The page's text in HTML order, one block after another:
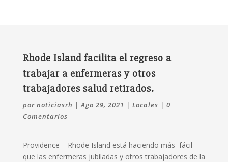
Rhode Island facilita el regreso a
trabajar a enfermeras y otros
trabajadores salud retirados.
por noticiasrh | Ago 29, 2021 | Locales | 0
Comentarios
Providence – Rhode Island está haciendo más fácil
que las enfermeras jubiladas y otros trabajadores de la